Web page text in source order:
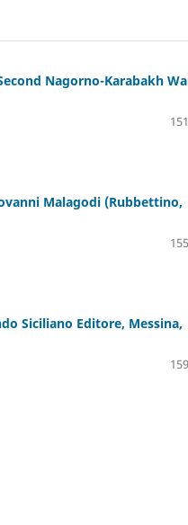
Nagorno-Karabakh
Malagodi (Rubbettino,
Siciliano Editore, Messina,